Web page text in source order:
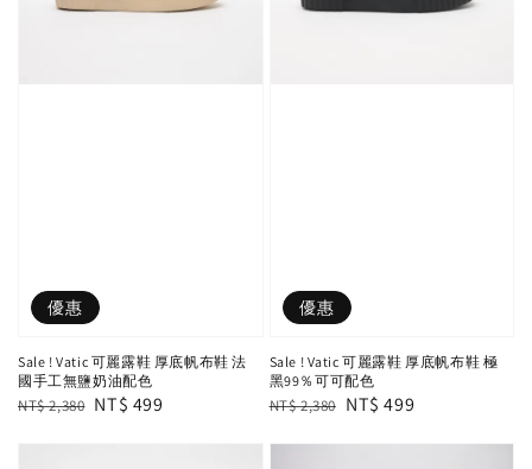
優惠
Sale ! Vatic 可麗露鞋 厚底帆布鞋 法
國手工無鹽奶油配色
Regular
NT$ 2,380 Sale
NT$ 499
優惠
Sale ! Vatic 可麗露鞋 厚底帆布鞋 極
黑99％可可配色
Regular
NT$ 2,380 Sale
NT$ 499